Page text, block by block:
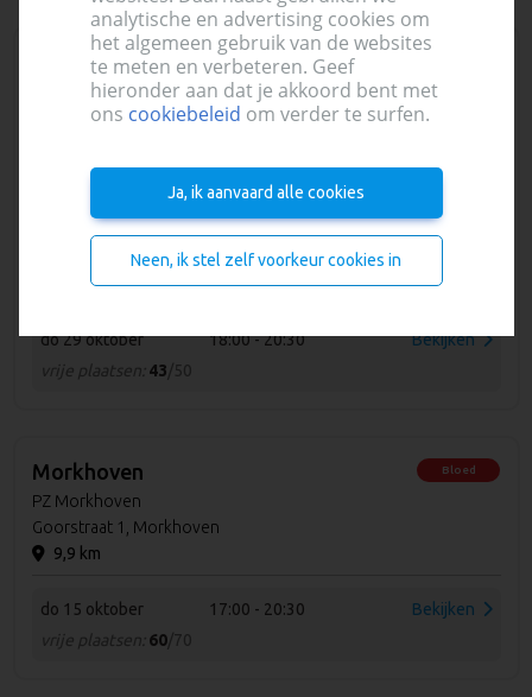
Heist-op-den-Berg
(Wiekevorst)
Buurtzorghuis
(Wiekevorst)
do 20 augustus
18:00 - 20:30
vrije plaatsen:57/80
do 29 oktober
18:00 - 20:30
vrije plaatsen: 43/50
Bekijken
Morkhoven
PZ Morkhoven
Goorstraat 1, Morkhoven
9,9 km
Bloed
do 15 oktober
17:00 - 20:30
vrije plaatsen: 60/70
Bekijken
analytische en advertising cookies om
het algemeen gebruik van de websites
te meten en verbeteren. Geef
hieronder aan dat je akkoord bent met
ons cookiebeleid om verder te surfen.
Ja, ik aanvaard alle cookies
Neen, ik stel zelf voorkeur cookies in